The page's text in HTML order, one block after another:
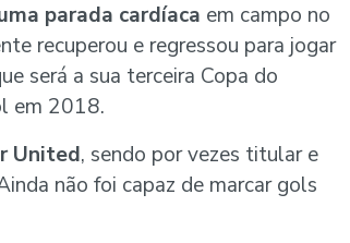
parada cardíaca em campo no
recuperou e regressou para jogar
será a sua terceira Copa do
em 2018.
United, sendo por vezes titular e
não foi capaz de marcar gols